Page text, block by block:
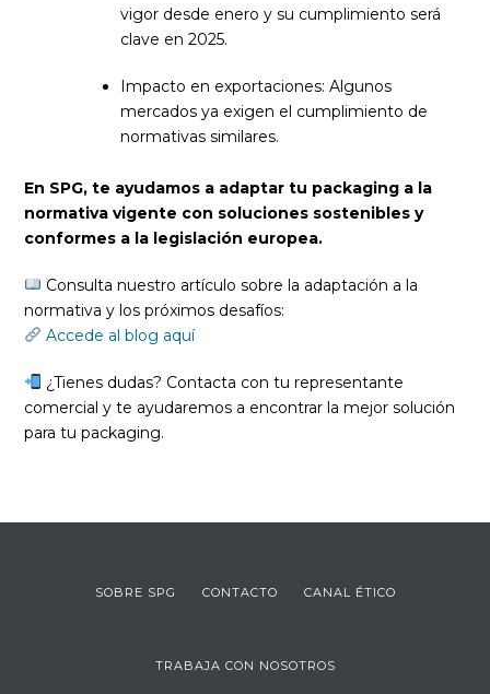
vigor desde enero y su cumplimiento será
clave en 2025.
Impacto en exportaciones: Algunos
mercados ya exigen el cumplimiento de
normativas similares.
En SPG, te ayudamos a adaptar tu packaging a la
normativa vigente con soluciones sostenibles y
conformes a la legislación europea.
Consulta nuestro artículo sobre la adaptación a la
normativa y los próximos desafíos:
Accede al blog aquí
¿Tienes dudas? Contacta con tu representante
comercial y te ayudaremos a encontrar la mejor solución
para tu packaging.
SOBRE SPG CONTACTO CANAL ÉTICO
TRABAJA CON NOSOTROS